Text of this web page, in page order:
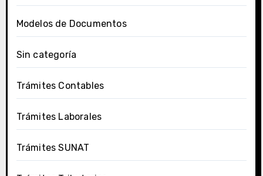
Modelos de Documentos
Sin categoría
Trámites Contables
Trámites Laborales
Trámites SUNAT